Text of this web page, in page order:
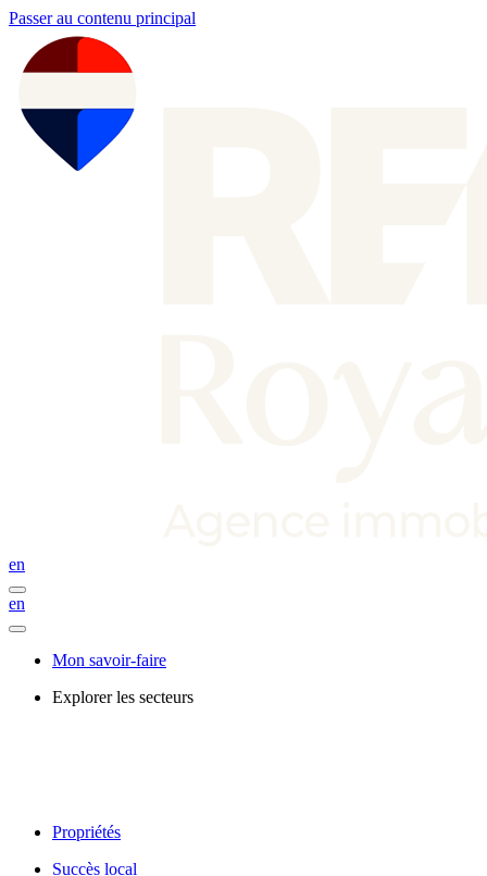
Passer au contenu principal
en
en
Mon savoir-faire
Explorer les secteurs
Propriétés
Succès local